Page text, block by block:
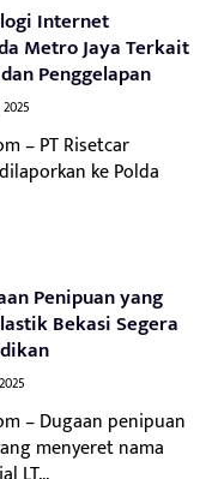
Internet
Metro Jaya Terkait
Penggelapan
– PT Risetcar
ke Polda
Penipuan yang
Bekasi Segera
– Dugaan penipuan
menyeret nama